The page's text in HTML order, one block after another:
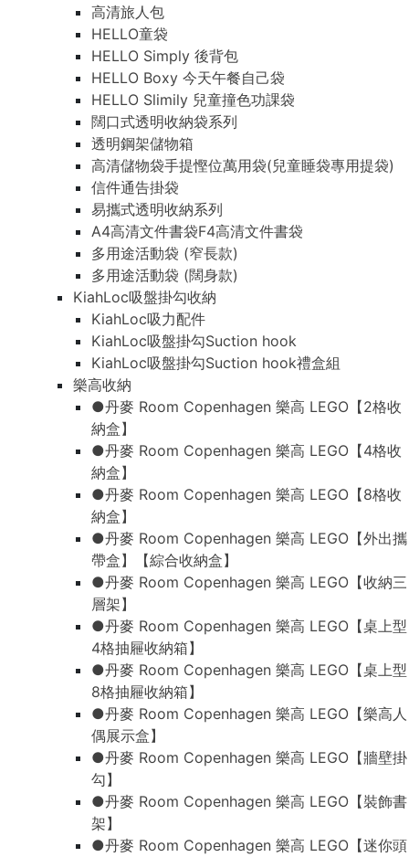
高清旅人包
HELLO童袋
HELLO Simply 後背包
HELLO Boxy 今天午餐自己袋
HELLO Slimily 兒童撞色功課袋
闊口式透明收納袋系列
透明鋼架儲物箱
高清儲物袋手提慳位萬用袋(兒童睡袋專用提袋)
信件通告掛袋
易攜式透明收納系列
A4高清文件書袋F4高清文件書袋
多用途活動袋 (窄長款)
多用途活動袋 (闊身款)
KiahLoc吸盤掛勾收納
KiahLoc吸力配件
KiahLoc吸盤掛勾Suction hook
KiahLoc吸盤掛勾Suction hook禮盒組
樂高收納
●丹麥 Room Copenhagen 樂高 LEGO【2格收
納盒】
●丹麥 Room Copenhagen 樂高 LEGO【4格收
納盒】
●丹麥 Room Copenhagen 樂高 LEGO【8格收
納盒】
●丹麥 Room Copenhagen 樂高 LEGO【外出攜
帶盒】【綜合收納盒】
●丹麥 Room Copenhagen 樂高 LEGO【收納三
層架】
●丹麥 Room Copenhagen 樂高 LEGO【桌上型
4格抽屜收納箱】
●丹麥 Room Copenhagen 樂高 LEGO【桌上型
8格抽屜收納箱】
●丹麥 Room Copenhagen 樂高 LEGO【樂高人
偶展示盒】
●丹麥 Room Copenhagen 樂高 LEGO【牆壁掛
勾】
●丹麥 Room Copenhagen 樂高 LEGO【裝飾書
架】
●丹麥 Room Copenhagen 樂高 LEGO【迷你頭